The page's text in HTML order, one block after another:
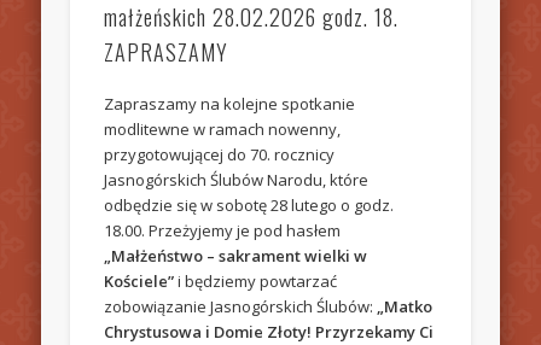
małżeńskich 28.02.2026 godz. 18.
ZAPRASZAMY
Zapraszamy na kolejne spotkanie
modlitewne w ramach nowenny,
przygotowującej do 70. rocznicy
Jasnogórskich Ślubów Narodu, które
odbędzie się w sobotę 28 lutego o godz.
18.00. Przeżyjemy je pod hasłem
„Małżeństwo – sakrament wielki w
Kościele”i będziemy powtarzać
zobowiązanie Jasnogórskich Ślubów: „Matko
Chrystusowa i Domie Złoty! Przyrzekamy Ci